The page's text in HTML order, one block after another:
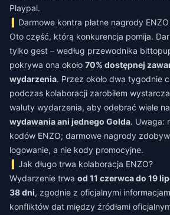
Playpal.
Darmowe kontra płatne nagrody
Oto część, którą konkurencja pomija.
tylko gest – według przewodnika
pokrywa ona około 70% dostępnej
wydarzenia. Przez około dwa tygodnie
podczas kolaboracji zarobiłem
waluty wydarzenia, aby odebrać wiele
wydawania ani jednego Golda. Uwaga:
kodów ENZO; darmowe nagrody
logowanie, a nie kody promocyjne.
Jak długo trwa kolaboracja ENZO?
Wydarzenie trwa od 11 czerwca do 19
38 dni, zgodnie z oficjalnymi
konfliktów dat między źródłami